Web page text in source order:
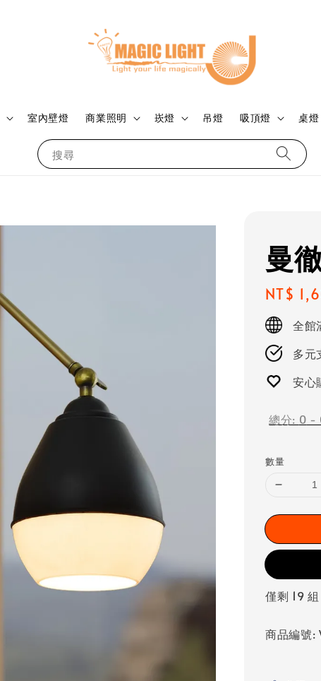
搜尋
室內壁燈 商業照明 崁燈 吊燈 吸頂燈 桌燈
曼
Regular
price
NT$
全館
多元
安心
總分: 0 -
數量
僅剩 19 組
商品編號